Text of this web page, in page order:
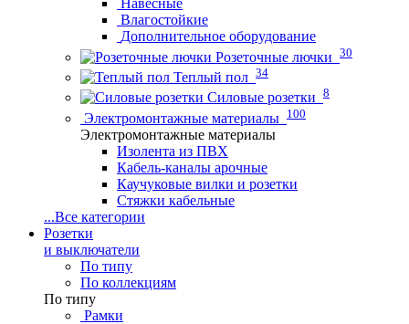
Навесные
Влагостойкие
Дополнительное оборудование
Розеточные лючки 30
Теплый пол 34
Силовые розетки 8
Электромонтажные материалы 100
Электромонтажные материалы
Изолента из ПВХ
Кабель-каналы арочные
Каучуковые вилки и розетки
Стяжки кабельные
...Все категории
Розетки
и выключатели
По типу
По коллекциям
По типу
Рамки